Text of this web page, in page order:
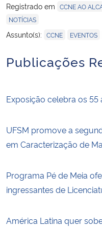
Registrado em CCNE AO
NOTÍCIAS
Assunto(s): CCNE EVENTOS
Publicações
Exposição celebra os 55
UFSM promove a
em Caracterização de
Programa Pé de Meia
ingressantes de
América Latina quer